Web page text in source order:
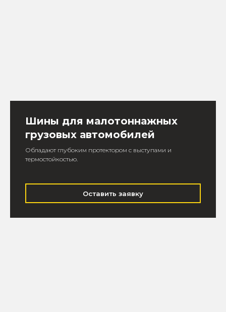
Шины для малотоннажных
грузовых автомобилей
Обладают глубоким протектором с выступами и
термостойкостью.
Оставить заявку